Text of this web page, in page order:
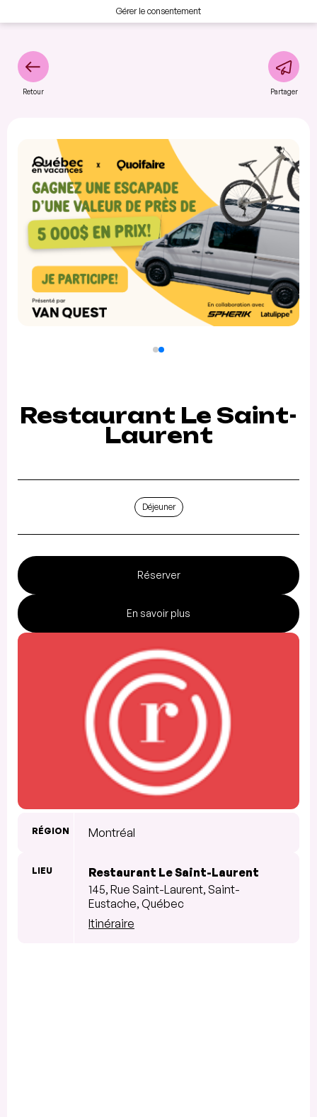
Gérer le consentement
Retour Partager
Restaurant Le Saint-
Laurent
Déjeuner
Réserver
En savoir plus
RÉGION Montréal
LIEU
Restaurant Le Saint-Laurent
145, Rue Saint-Laurent, Saint-
Eustache, Québec
Itinéraire